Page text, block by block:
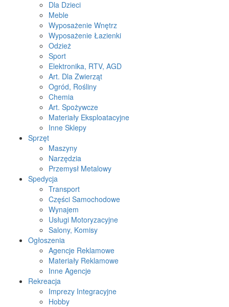
Dla Dzieci
Meble
Wyposażenie Wnętrz
Wyposażenie Łazienki
Odzież
Sport
Elektronika, RTV, AGD
Art. Dla Zwierząt
Ogród, Rośliny
Chemia
Art. Spożywcze
Materiały Eksploatacyjne
Inne Sklepy
Sprzęt
Maszyny
Narzędzia
Przemysł Metalowy
Spedycja
Transport
Części Samochodowe
Wynajem
Usługi Motoryzacyjne
Salony, Komisy
Ogłoszenia
Agencje Reklamowe
Materiały Reklamowe
Inne Agencje
Rekreacja
Imprezy Integracyjne
Hobby